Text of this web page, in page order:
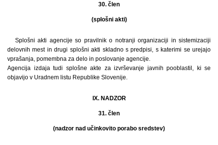
30. člen
(splošni akti)
Splošni akti agencije so pravilnik o notranji organizaciji in sistemizaciji
delovnih mest in drugi splošni akti skladno s predpisi, s katerimi se urejajo
vprašanja, pomembna za delo in poslovanje agencije.
Agencija izdaja tudi splošne akte za izvrševanje javnih pooblastil, ki se
objavijo v Uradnem listu Republike Slovenije.
IX. NADZOR
31. člen
(nadzor nad učinkovito porabo sredstev)